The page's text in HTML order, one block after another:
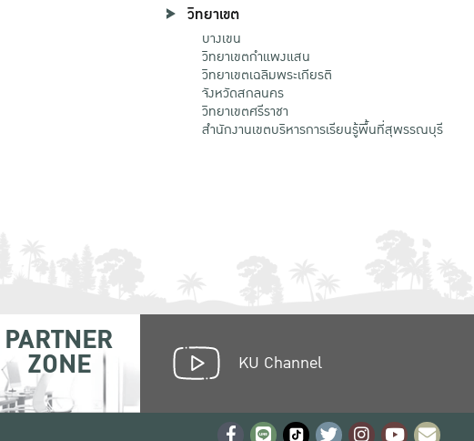
วิทยาเขต
บางเขน
วิทยาเขตกําแพงแสน
วิทยาเขตเฉลิมพระเกียรติ
จังหวัดสกลนคร
วิทยาเขตศรีราชา
สำนักงานเขตบริหารการเรียนรู้พื้นที่สุพรรณบุรี
PARTNER
ZONE KU Channel